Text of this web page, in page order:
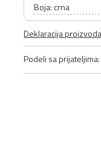
Boja: crna
Deklaracija proizvoda
Podeli sa prijateljima: